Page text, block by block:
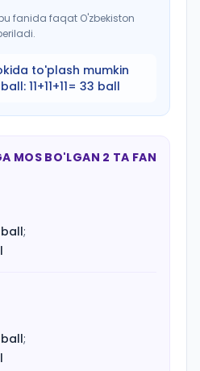
fanida faqat O'zbekiston
to'plash mumkin
11+11+11= 33 ball
MOS BO'LGAN 2 TA FAN
ball;
ball;